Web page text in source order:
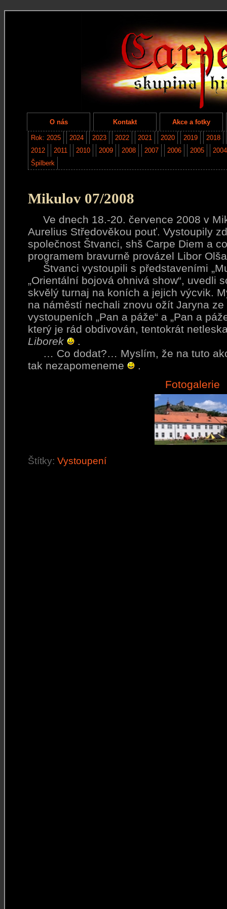
O nás Kontakt Akce a fotky
Rok: 2025 2024 2023 2022 2021 2020 2019
2018
2012
2011 2010 2009 2008 2007 2006 2005
2004
Špilberk
Mikulov 07/2008
Ve dnech 18.-20. července 2008 v
Aurelius Středověkou pouť. Vystoupily
společnost Štvanci, shš Carpe Diem a
programem bravurně provázel Libor
Štvanci vystoupili s představeními
„Orientální bojová ohnivá show“, uvedli
skvělý turnaj na koních a jejich výcvik.
na náměstí nechali znovu ožít Jaryna
vystoupeních „Pan a páže“ a „Pan a
který je rád obdivován, tentokrát
Liborek
.
… Co dodat?… Myslím, že na tuto
tak nezapomeneme
.
Fotogalerie
Štítky: Vystoupení